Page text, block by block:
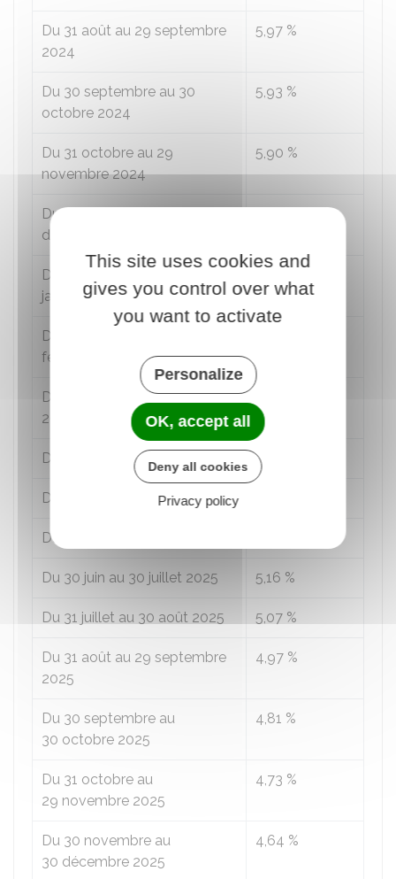
Du 31 août au 29 septembre
2024
5,97 %
Du 30 septembre au 30
octobre 2024
5,93 %
Du 31 octobre au 29
novembre 2024
5,90 %
Du 30 novembre au 30
décembre 2024
Du 31 décembre 2024 au 30
janvier 2025
Du 31 janvier 2025 au 27
février 2025
Du 28 février 2025 au 30 mars
2025
Du 31 mars au 29 avril 2025 5,49 %
Du 30 avril au 30 mai 2025
Du 31 mai au 29 juin 2025
Du 30 juin au 30 juillet 2025 5,16 %
Du 31 juillet au 30 août 2025 5,07 %
Du 31 août au 29 septembre
2025
4,97 %
Du 30 septembre au
30 octobre 2025
4,81 %
Du 31 octobre au
29 novembre 2025
4,73 %
Du 30 novembre au
30 décembre 2025
4,64 %
This site uses cookies and
gives you control over what
you want to activate
Personalize
OK, accept all
Deny all cookies
Privacy policy